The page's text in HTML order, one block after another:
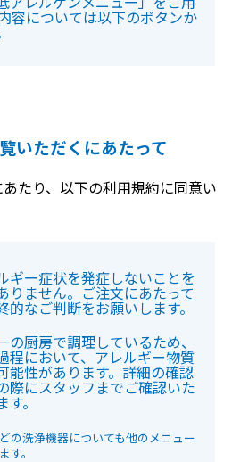
容については以下のボタンか
いただくにあたって
たり、以下の利用規約に同意い
ギー症状を発症しないことを
りません。ご注文にあたって
的なご判断をお願いします。
の厨房で調理しているため、
程において、アレルギー物質
能性があります。詳細の確認
際にスタッフまでご確認いた
。
浄機器についても他のメニュー
す。